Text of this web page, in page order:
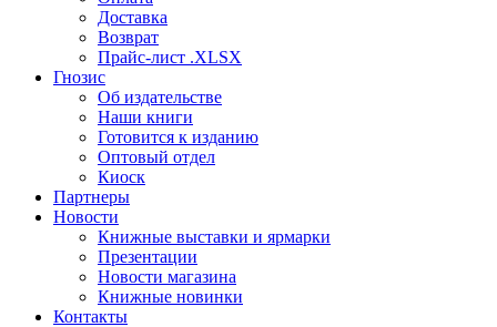
Доставка
Возврат
Прайс-лист .XLSX
Гнозис
Об издательстве
Наши книги
Готовится к изданию
Оптовый отдел
Киоск
Партнеры
Новости
Книжные выставки и ярмарки
Презентации
Новости магазина
Книжные новинки
Контакты